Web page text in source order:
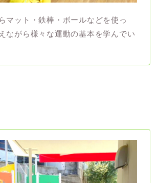
マット・鉄棒・ボールなどを使っ
ながら様々な運動の基本を学んでい